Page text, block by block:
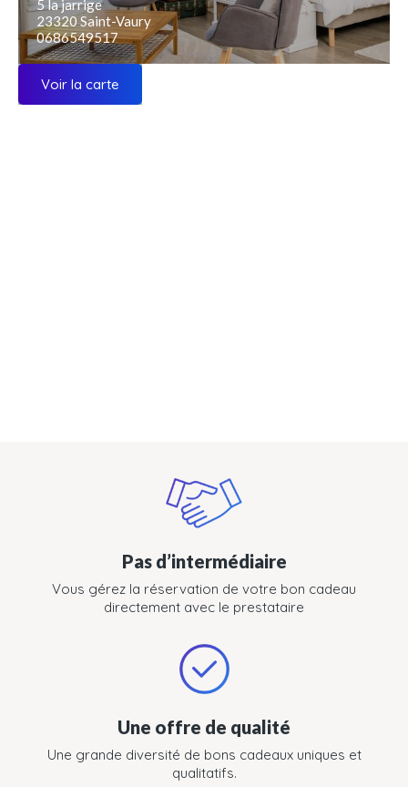
5 la jarrige
23320 Saint-Vaury
0686549517
Voir la carte
Pas d’intermédiaire
Vous gérez la réservation de votre bon cadeau
directement avec le prestataire
Une offre de qualité
Une grande diversité de bons cadeaux uniques et
qualitatifs.